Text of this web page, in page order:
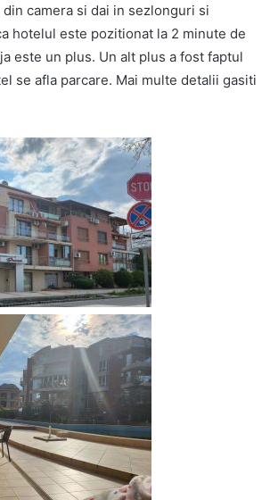
camera si dai in sezlonguri si
hotelul este pozitionat la 2 minute de
este un plus. Un alt plus a fost faptul
se afla parcare. Mai multe detalii gasiti